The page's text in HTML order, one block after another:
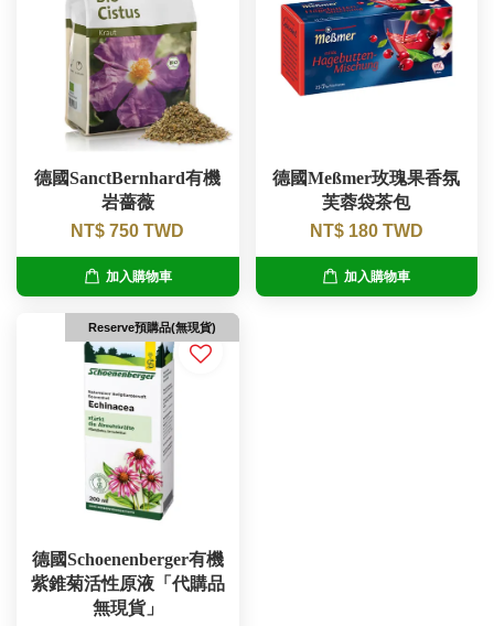
德國SanctBernhard有機
岩薔薇
NT$ 750 TWD
加入購物車
德國Meßmer玫瑰果香氛
芙蓉袋茶包
NT$ 180 TWD
加入購物車
Reserve預購品(無現貨)
德國Schoenenberger有機
紫錐菊活性原液「代購品
無現貨」